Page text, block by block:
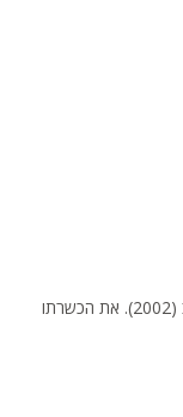
טל חניה - מדריך בירושלים וסביבותיה משנת תשס"ב (2002). את הכשרתו